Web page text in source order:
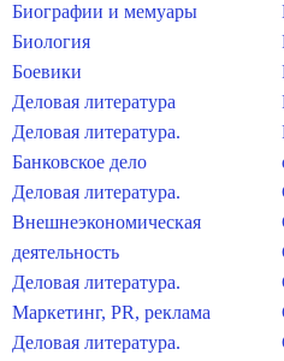
Биографии и мемуары
Биология
Боевики
Деловая литература
Деловая литература.
Банковское дело
Деловая литература.
Внешнеэкономическая
деятельность
Деловая литература.
Маркетинг, PR, реклама
Деловая литература.